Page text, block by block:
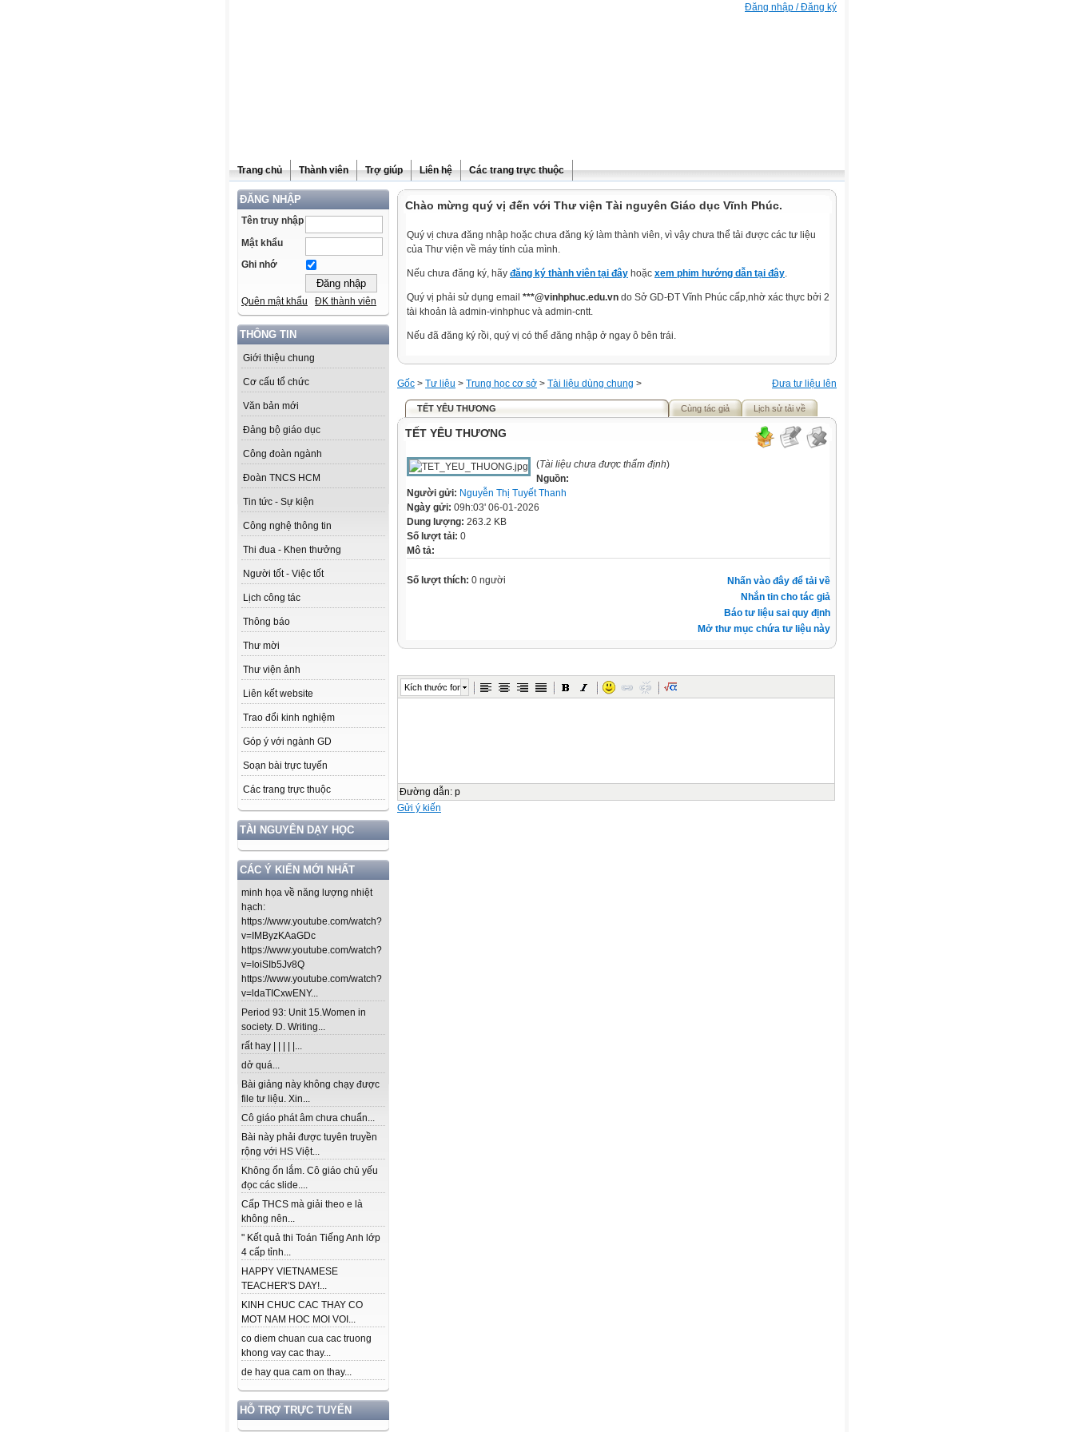
Đăng nhập / Đăng ký
Trang chủ Thành viên Trợ giúp Liên hệ Các trang trực thuộc
ĐĂNG NHẬP
Tên truy nhập
Mật khẩu
Ghi nhớ
Quên mật khẩu ĐK thành viên
THÔNG TIN
Giới thiệu chung
Cơ cấu tổ chức
Văn bản mới
Đảng bộ giáo dục
Công đoàn ngành
Đoàn TNCS HCM
Tin tức - Sự kiện
Công nghệ thông tin
Thi đua - Khen thưởng
Người tốt - Việc tốt
Lịch công tác
Thông báo
Thư mời
Thư viện ảnh
Liên kết website
Trao đổi kinh nghiệm
Góp ý với ngành GD
Soạn bài trực tuyến
Các trang trực thuộc
TÀI NGUYÊN DẠY HỌC
CÁC Ý KIẾN MỚI NHẤT
minh họa về năng lượng nhiệt
hạch:
https://www.youtube.com/watch?
v=IMByzKAaGDc
https://www.youtube.com/watch?
v=IoiSIb5Jv8Q
https://www.youtube.com/watch?
v=ldaTICxwENY...
Period 93: Unit 15.Women in
society. D. Writing...
rất hay | | | | |...
dở quá...
Bài giảng này không chạy được
file tư liệu. Xin...
Cô giáo phát âm chưa chuẩn...
Bài này phải được tuyên truyền
rộng với HS Việt...
Không ổn lắm. Cô giáo chủ yếu
đọc các slide....
Cấp THCS mà giải theo e là
không nên...
" Kết quả thi Toán Tiếng Anh lớp
4 cấp tỉnh...
HAPPY VIETNAMESE
TEACHER'S DAY!...
KINH CHUC CAC THAY CO
MOT NAM HOC MOI VOI...
co diem chuan cua cac truong
khong vay cac thay...
de hay qua cam on thay...
HỖ TRỢ TRỰC TUYẾN
Chào mừng quý vị đến với Thư viện Tài nguyên Giáo dục Vĩnh Phúc.
Quý vị chưa đăng nhập hoặc chưa đăng ký làm thành viên, vì vậy chưa thể tải được các tư liệu
của Thư viện về máy tính của mình.
Nếu chưa đăng ký, hãy đăng ký thành viên tại đây hoặc xem phim hướng dẫn tại đây.
Quý vị phải sử dụng email ***@vinhphuc.edu.vn do Sở GD-ĐT Vĩnh Phúc cấp,nhờ xác thực bởi 2
tài khoản là admin-vinhphuc và admin-cntt.
Nếu đã đăng ký rồi, quý vị có thể đăng nhập ở ngay ô bên trái.
Đưa tư liệu lên
Gốc > Tư liệu > Trung học cơ sở > Tài liệu dùng chung >
TẾT YÊU THƯƠNG Cùng tác giả Lịch sử tải về
TẾT YÊU THƯƠNG
(Tài liệu chưa được thẩm định)
Nguồn:
Người gửi: Nguyễn Thị Tuyết Thanh
Ngày gửi: 09h:03' 06-01-2026
Dung lượng: 263.2 KB
Số lượt tải: 0
Mô tả:
Nhấn vào đây để tải về
Nhắn tin cho tác giả
Báo tư liệu sai quy định
Mở thư mục chứa tư liệu này
Số lượt thích: 0 người
Kích thước font
Đường dẫn: p
Gửi ý kiến